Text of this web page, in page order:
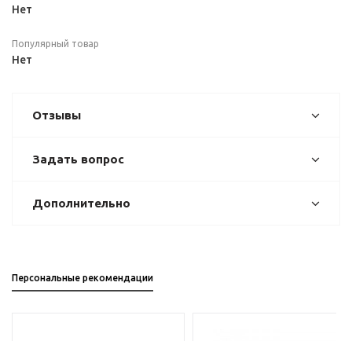
Нет
Популярный товар
Нет
Отзывы
Задать вопрос
Дополнительно
Персональные рекомендации